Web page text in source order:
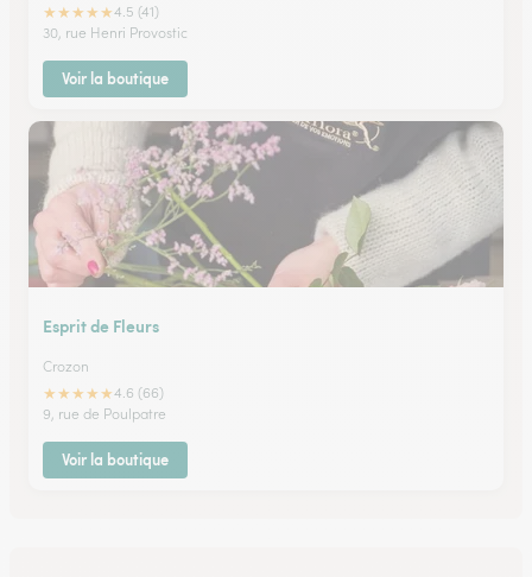
★★★★★4.5 (41)
30, rue Henri Provostic
Voir la boutique
Esprit de Fleurs
Crozon
★★★★★4.6 (66)
9, rue de Poulpatre
Voir la boutique